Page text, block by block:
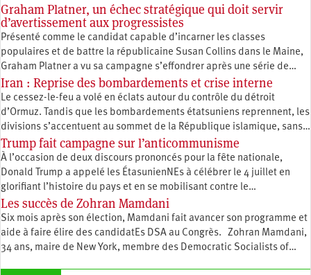
Graham Platner, un échec stratégique qui doit servir
d’avertissement aux progressistes
Présenté comme le candidat capable d’incarner les classes
populaires et de battre la républicaine Susan Collins dans le Maine,
Graham Platner a vu sa campagne s’effondrer après une série de…
Iran : Reprise des bombardements et crise interne
Le cessez-le-feu a volé en éclats autour du contrôle du détroit
d’Ormuz. Tandis que les bombardements étatsuniens reprennent, les
divisions s’accentuent au sommet de la République islamique, sans…
Trump fait campagne sur l’anticommunisme
À l’occasion de deux discours prononcés pour la fête nationale,
Donald Trump a appelé les ÉtasunienNEs à célébrer le 4 juillet en
glorifiant l’histoire du pays et en se mobilisant contre le…
Les succès de Zohran Mamdani
Six mois après son élection, Mamdani fait avancer son programme et
aide à faire élire des candidatEs DSA au Congrès. Zohran Mamdani,
34 ans, maire de New York, membre des Democratic Socialists of…